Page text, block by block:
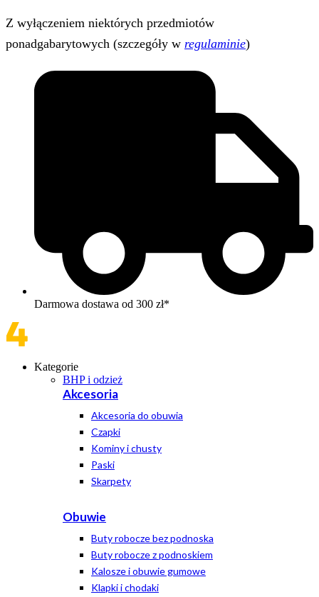
Z wyłączeniem niektórych przedmiotów
ponadgabarytowych (szczegóły w regulaminie)
Darmowa dostawa od 300 zł*
Kategorie
BHP i odzież
Akcesoria
Akcesoria do obuwia
Czapki
Kominy i chusty
Paski
Skarpety
Obuwie
Buty robocze bez podnoska
Buty robocze z podnoskiem
Kalosze i obuwie gumowe
Klapki i chodaki